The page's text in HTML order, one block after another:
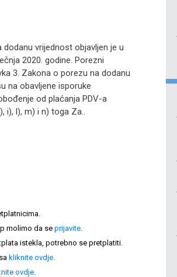
vrijednost objavljen je u
2020. godine. Porezni
3. Zakona o porezu na dodanu
na obavljene isporuke
od plaćanja PDV-a
i), l), m) i n) toga Za..
molimo da seprijavite.
istekla, potrebno se pretplatiti.
kliknite ovdje.
ovdje.